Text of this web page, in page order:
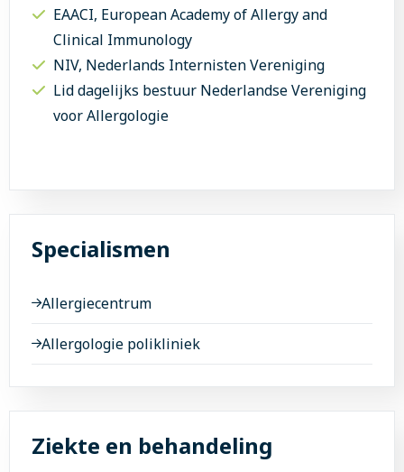
EAACI, European Academy of Allergy and
Clinical Immunology
NIV, Nederlands Internisten Vereniging
Lid dagelijks bestuur Nederlandse Vereniging
voor Allergologie
Specialismen
Allergiecentrum
Allergologie polikliniek
Ziekte en behandeling